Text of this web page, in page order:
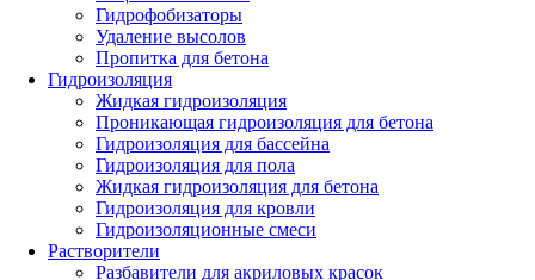
Гидрофобизаторы
Удаление высолов
Пропитка для бетона
Гидроизоляция
Жидкая гидроизоляция
Проникающая гидроизоляция для бетона
Гидроизоляция для бассейна
Гидроизоляция для пола
Жидкая гидроизоляция для бетона
Гидроизоляция для кровли
Гидроизоляционные смеси
Растворители
Разбавители для акриловых красок